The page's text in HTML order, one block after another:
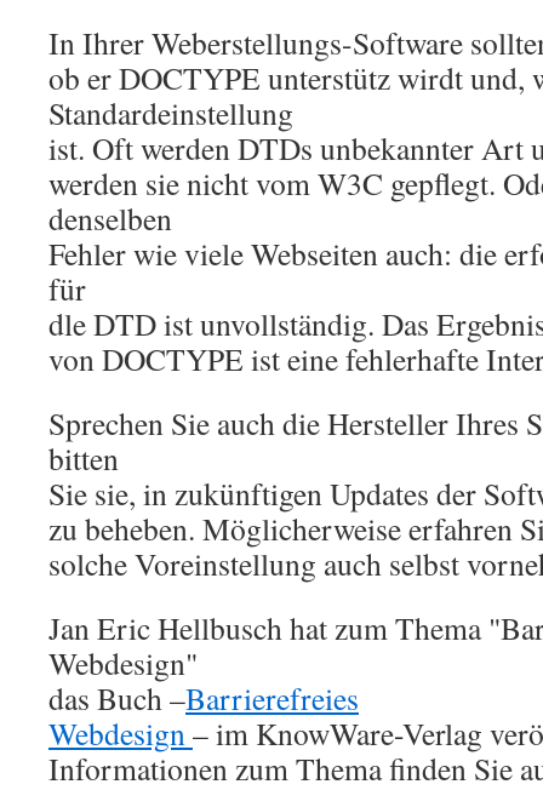
In Ihrer Weberstellungs-Software
ob er DOCTYPE unterstütz wirdt und,
Standardeinstellung
ist. Oft werden DTDs unbekannter Art
werden sie nicht vom W3C gepflegt.
denselben
Fehler wie viele Webseiten auch: die
für
dle DTD ist unvollständig. Das
von DOCTYPE ist eine fehlerhafte
Sprechen Sie auch die Hersteller Ihres
bitten
Sie sie, in zukünftigen Updates der
zu beheben. Möglicherweise erfahren
solche Voreinstellung auch selbst
Jan Eric Hellbusch hat zum Thema
Webdesign"
das Buch –Barrierefreies
Webdesign– im KnowWare-Verlag
Informationen zum Thema finden Sie